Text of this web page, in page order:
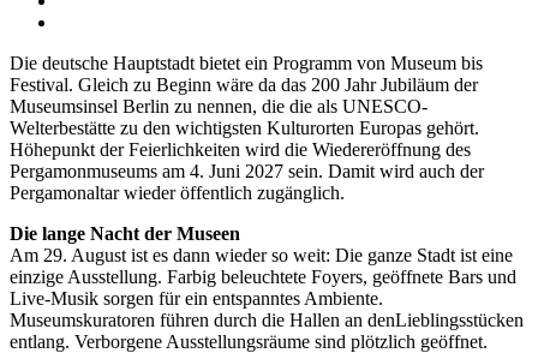
Die deutsche Hauptstadt bietet ein Programm von Museum bis
Festival. Gleich zu Beginn wäre da das 200 Jahr Jubiläum der
Museumsinsel Berlin zu nennen, die die als UNESCO-
Welterbestätte zu den wichtigsten Kulturorten Europas gehört.
Höhepunkt der Feierlichkeiten wird die Wiedereröffnung des
Pergamonmuseums am 4. Juni 2027 sein. Damit wird auch der
Pergamonaltar wieder öffentlich zugänglich.
Die lange Nacht der Museen
Am 29. August ist es dann wieder so weit: Die ganze Stadt ist eine
einzige Ausstellung. Farbig beleuchtete Foyers, geöffnete Bars und
Live-Musik sorgen für ein entspanntes Ambiente.
Museumskuratoren führen durch die Hallen an denLieblingsstücken
entlang. Verborgene Ausstellungsräume sind plötzlich geöffnet.